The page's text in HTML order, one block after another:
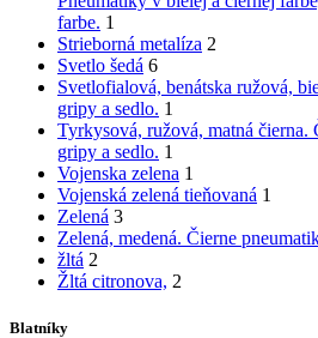
farbe. 1
Strieborná metalíza 2
Svetlo šedá 6
Svetlofialová, benátska ružová,
gripy a sedlo. 1
Tyrkysová, ružová, matná čierna.
gripy a sedlo. 1
Vojenska zelena 1
Vojenská zelená tieňovaná 1
Zelená 3
Zelená, medená. Čierne
žltá 2
Žltá citronova, 2
Blatníky